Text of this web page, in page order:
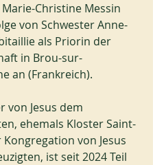
Christine Messin
von Schwester Anne-
als Priorin der
in Brou-sur-
an (Frankreich).
von Jesus dem
ehemals Kloster Saint-
Kongregation von Jesus
ist seit 2024 Teil